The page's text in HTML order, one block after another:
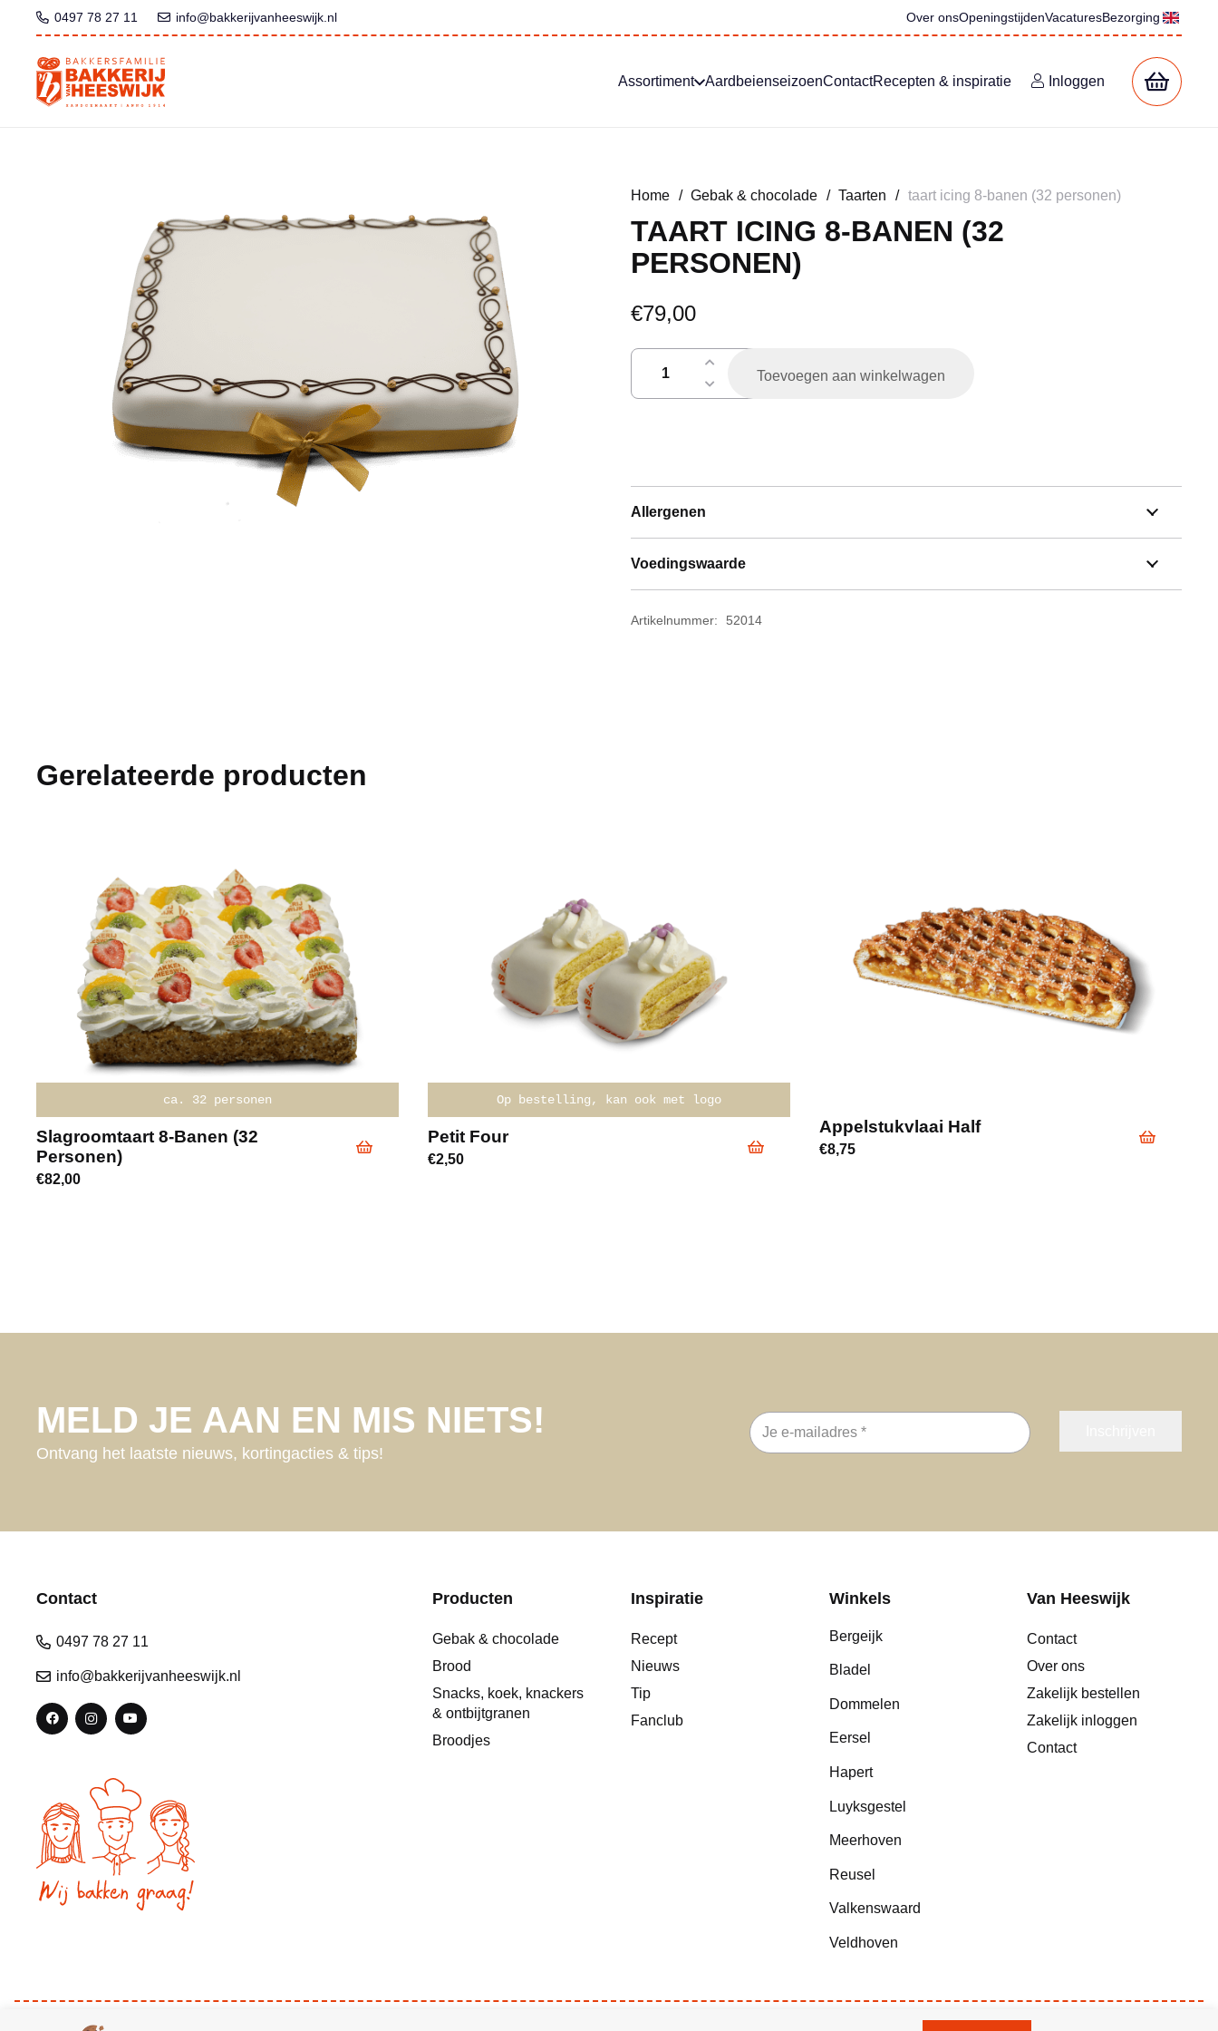
0497 78 27 11 info@bakkerijvanheeswijk.nl Over onsOpeningstijdenVacaturesBezorging
Assortiment AardbeienseizoenContactRecepten & inspiratie Inloggen
Home / Gebak & chocolade / Taarten / taart icing 8-banen (32 personen)
TAART ICING 8-BANEN (32
PERSONEN)
€79,00
personen)
aantal
Toevoegen aan winkelwagen
Allergenen
Voedingswaarde
Artikelnummer: 52014
Gerelateerde producten
ca. 32 personen
Slagroomtaart 8-Banen (32
Personen)
82,00
Op bestelling, kan ook met logo
Petit Four
2,50
Appelstukvlaai Half
8,75
MELD JE AAN EN MIS NIETS!
Ontvang het laatste nieuws, kortingacties & tips!
E-
mailadres
Contact
0497 78 27 11
info@bakkerijvanheeswijk.nl
Producten
Gebak & chocolade
Brood
Snacks, koek, knackers
& ontbijtgranen
Broodjes
Inspiratie
Recept
Nieuws
Tip
Fanclub
Winkels
Bergeijk
Bladel
Dommelen
Eersel
Hapert
Luyksgestel
Meerhoven
Reusel
Valkenswaard
Veldhoven
Van Heeswijk
Contact
Over ons
Zakelijk bestellen
Zakelijk inloggen
Contact